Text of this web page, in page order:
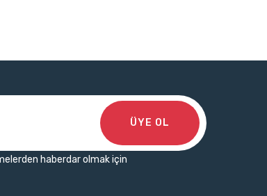
haberdar olmak için
ÜYE OL